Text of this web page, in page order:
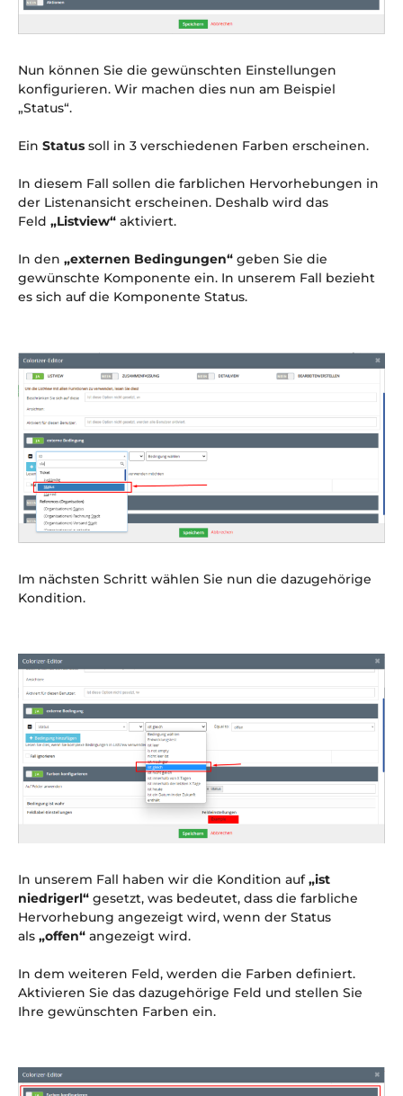
Nun können Sie die gewünschten Einstellungen
konfigurieren. Wir machen dies nun am Beispiel
„Status“.
Ein Status soll in 3 verschiedenen Farben erscheinen.
In diesem Fall sollen die farblichen Hervorhebungen in
der Listenansicht erscheinen. Deshalb wird das
Feld „Listview“ aktiviert.
In den „externen Bedingungen“ geben Sie die
gewünschte Komponente ein. In unserem Fall bezieht
es sich auf die Komponente Status.
Im nächsten Schritt wählen Sie nun die dazugehörige
Kondition.
In unserem Fall haben wir die Kondition auf„ist
niedrigerl“ gesetzt, was bedeutet, dass die farbliche
Hervorhebung angezeigt wird, wenn der Status
als „offen“ angezeigt wird.
In dem weiteren Feld, werden die Farben definiert.
Aktivieren Sie das dazugehörige Feld und stellen Sie
Ihre gewünschten Farben ein.